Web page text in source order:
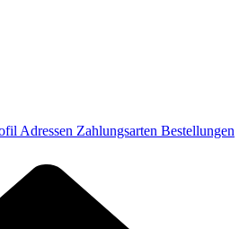
Adressen Zahlungsarten Bestellungen